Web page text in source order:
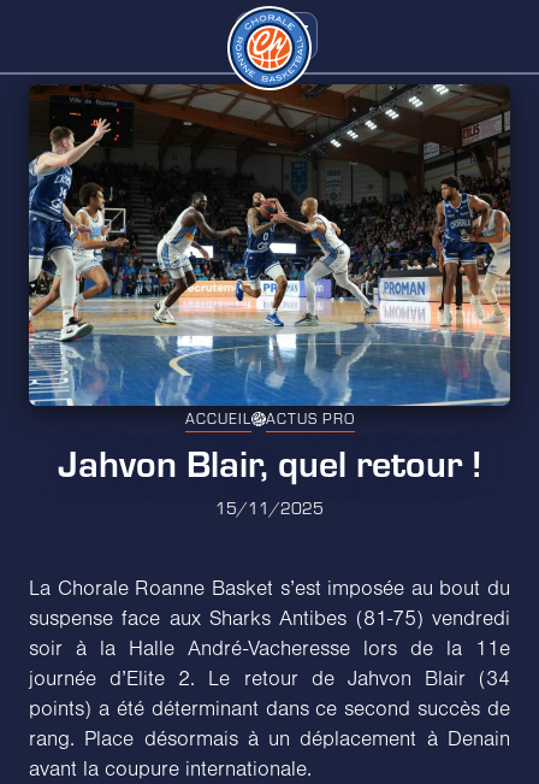
ACCUEIL ACTUS PRO
Jahvon Blair, quel retour !
15/11/2025
La Chorale Roanne Basket s’est imposée au bout du
suspense face aux Sharks Antibes (81-75) vendredi
soir à la Halle André-Vacheresse lors de la 11e
journée d’Elite 2. Le retour de Jahvon Blair (34
points) a été déterminant dans ce second succès de
rang. Place désormais à un déplacement à Denain
avant la coupure internationale.